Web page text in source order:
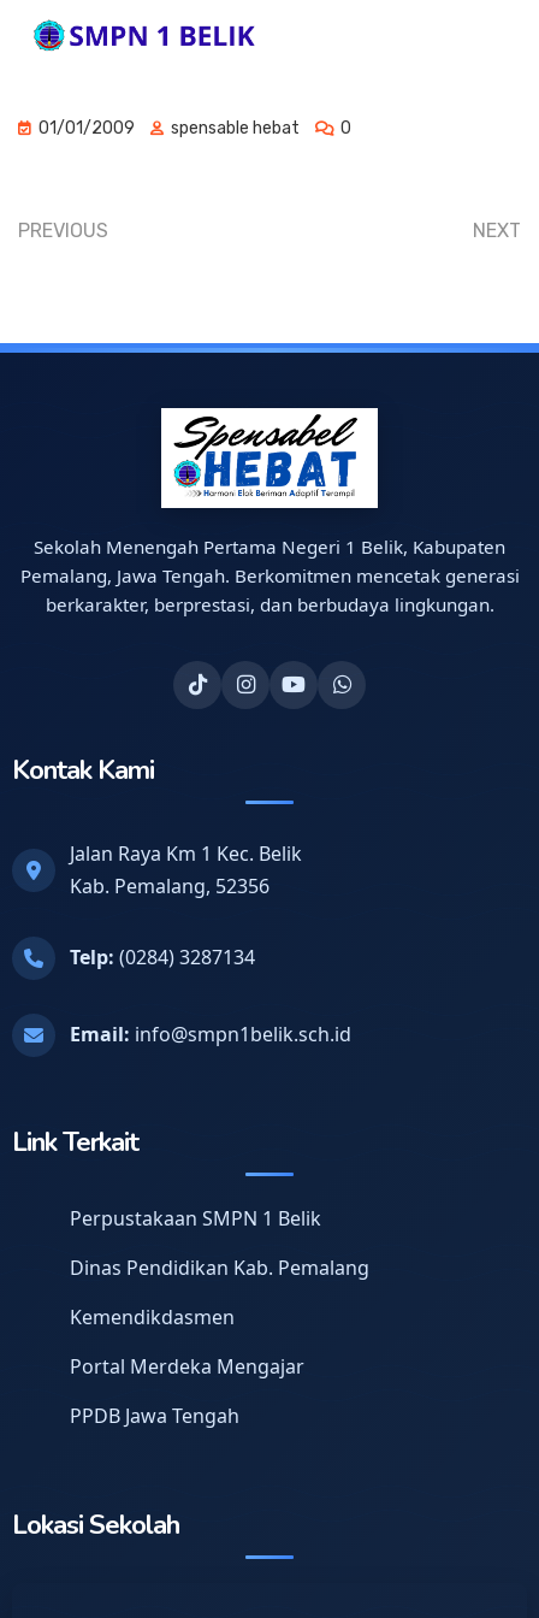
01/01/2009 spensable hebat 0
PREVIOUS NEXT
Sekolah Menengah Pertama Negeri 1 Belik, Kabupaten
Pemalang, Jawa Tengah. Berkomitmen mencetak generasi
berkarakter, berprestasi, dan berbudaya lingkungan.
Kontak Kami
Jalan Raya Km 1 Kec. Belik
Kab. Pemalang, 52356
Telp: (0284) 3287134
Email: info@smpn1belik.sch.id
Link Terkait
Perpustakaan SMPN 1 Belik
Dinas Pendidikan Kab. Pemalang
Kemendikdasmen
Portal Merdeka Mengajar
PPDB Jawa Tengah
Lokasi Sekolah